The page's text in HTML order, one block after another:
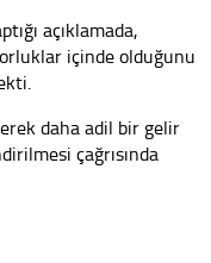
açıklamada,
içinde olduğunu
daha adil bir gelir
çağrısında